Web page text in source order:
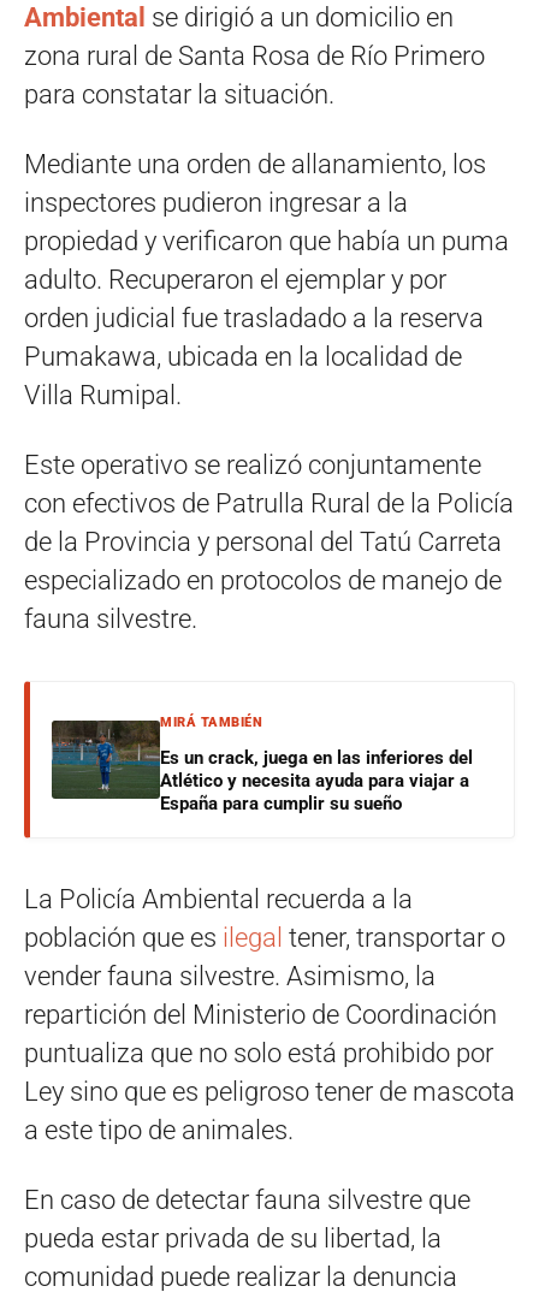
Ambiental se dirigió a un domicilio en
zona rural de Santa Rosa de Río Primero
para constatar la situación.
Mediante una orden de allanamiento, los
inspectores pudieron ingresar a la
propiedad y verificaron que había un puma
adulto. Recuperaron el ejemplar y por
orden judicial fue trasladado a la reserva
Pumakawa, ubicada en la localidad de
Villa Rumipal.
Este operativo se realizó conjuntamente
con efectivos de Patrulla Rural de la Policía
de la Provincia y personal del Tatú Carreta
especializado en protocolos de manejo de
fauna silvestre.
MIRÁ TAMBIÉN
Es un crack, juega en las inferiores del
Atlético y necesita ayuda para viajar a
España para cumplir su sueño
La Policía Ambiental recuerda a la
población que es ilegal tener, transportar o
vender fauna silvestre. Asimismo, la
repartición del Ministerio de Coordinación
puntualiza que no solo está prohibido por
Ley sino que es peligroso tener de mascota
a este tipo de animales.
En caso de detectar fauna silvestre que
pueda estar privada de su libertad, la
comunidad puede realizar la denuncia